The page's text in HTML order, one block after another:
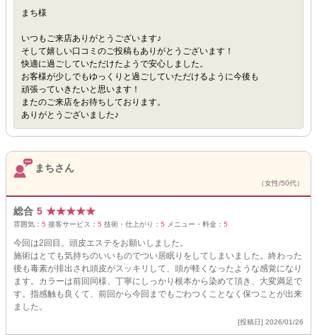
まち様
いつもご来店ありがとうございます♪
そして嬉しい口コミのご投稿もありがとうございます！
快適に過ごしていただけたようで安心しました。
お客様が少しでもゆっくりと過ごしていただけるように今後も
頑張っていきたいと思います！
またのご来店をお待ちしております。
ありがとうございました♪
まちさん
（女性/50代）
総合 5 ★★★★★
雰囲気： 5 接客サービス： 5 技術・仕上がり： 5 メニュー・料金： 5
今回は2回目。頭皮エステをお願いしました。
施術はとても気持ちのいいものでつい居眠りをしてしまいました。終わった
後も毒素が排出され頭皮がスッキリして、頭が軽くなったような感覚になり
ます。カラーは前回同様、丁寧にしっかり根本から染めて頂き、大変満足で
す。指感触も良くて、前回から今回までもごわつくことなく保つことが出来
ました。
[投稿日] 2026/01/26